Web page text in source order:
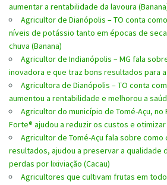
aumentar a rentabilidade da lavoura
Agricultor de Dianópolis – TO conta
níveis de potássio tanto em épocas de
chuva (Banana)
Agricultor de Indianópolis – MG fala
inovadora e que traz bons resultados para a
Agricultora de Dianópolis – TO conta
aumentou a rentabilidade e melhorou a
Agricultor do município de Tomé-Açu, no
Forte® ajudou a reduzir os custos e otimizar
Agricultor de Tomé-Açu fala sobre como
resultados, ajudou a preservar a qualidade
perdas por lixiviação (Cacau)
Agricultores que cultivam frutas em